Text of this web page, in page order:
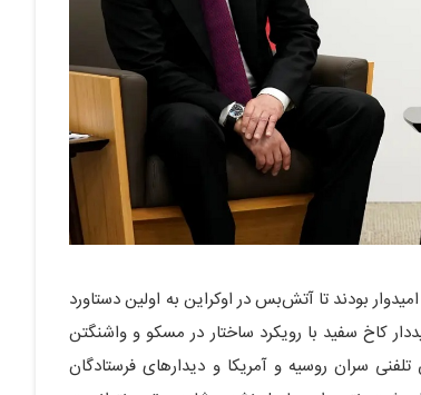
بودند تا آتش‌بس در اوکراین به اولین دستاورد
کاخ سفید با رویکرد ساختار در مسکو و واشنگتن
سران روسیه و آمریکا و دیدارهای فرستادگان